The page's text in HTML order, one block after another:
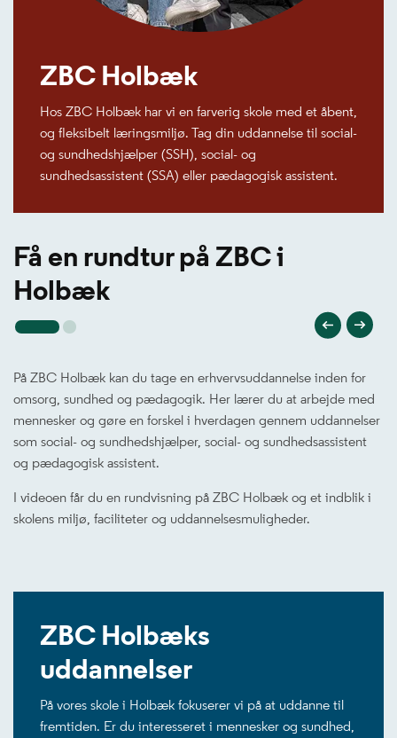
ZBC Holbæk
Hos ZBC Holbæk har vi en farverig skole med et åbent,
og fleksibelt læringsmiljø. Tag din uddannelse til social-
og sundhedshjælper (SSH), social- og
sundhedsassistent (SSA) eller pædagogisk assistent.
Få en rundtur på ZBC i
Holbæk
På ZBC Holbæk kan du tage en erhvervsuddannelse inden for
omsorg, sundhed og pædagogik. Her lærer du at arbejde med
mennesker og gøre en forskel i hverdagen gennem uddannelser
som social- og sundhedshjælper, social- og sundhedsassistent
og pædagogisk assistent.
I videoen får du en rundvisning på ZBC Holbæk og et indblik i
skolens miljø, faciliteter og uddannelsesmuligheder.
ZBC Holbæks
uddannelser
På vores skole i Holbæk fokuserer vi på at uddanne til
fremtiden. Er du interesseret i mennesker og sundhed,